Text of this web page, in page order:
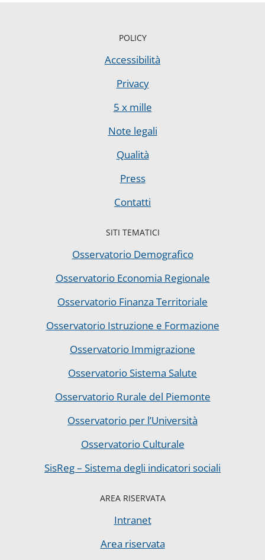
POLICY
Accessibilità
Privacy
5 x mille
Note legali
Qualità
Press
Contatti
SITI TEMATICI
Osservatorio Demografico
Osservatorio Economia Regionale
Osservatorio Finanza Territoriale
Osservatorio Istruzione e Formazione
Osservatorio Immigrazione
Osservatorio Sistema Salute
Osservatorio Rurale del Piemonte
Osservatorio per l’Università
Osservatorio Culturale
SisReg – Sistema degli indicatori sociali
AREA RISERVATA
Intranet
Area riservata